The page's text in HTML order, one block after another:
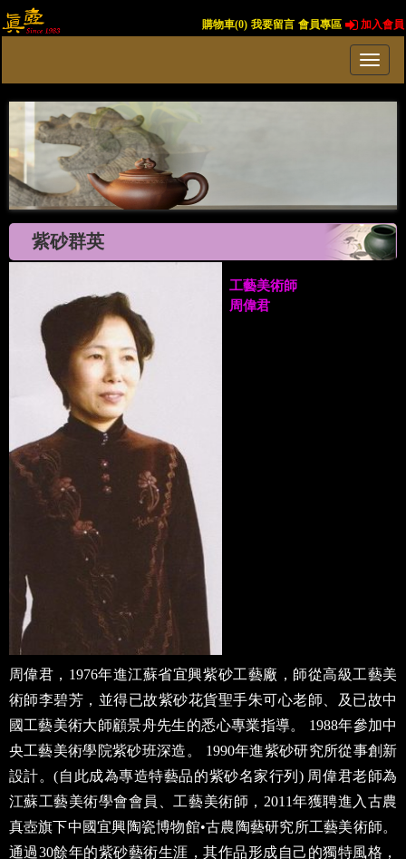
購物車(0) 我要留言 會員專區 加入會員
紫砂群英
工藝美術師
周偉君
周偉君，1976年進江蘇省宜興紫砂工藝廠，師從高級工藝美
術師李碧芳，並得已故紫砂花貨聖手朱可心老師、及已故中
國工藝美術大師顧景舟先生的悉心專業指導。 1988年參加中
央工藝美術學院紫砂班深造。 1990年進紫砂研究所從事創新
設計。(自此成為專造特藝品的紫砂名家行列) 周偉君老師為
江蘇工藝美術學會會員、工藝美術師，2011年獲聘進入古農
真壺旗下中國宜興陶瓷博物館•古農陶藝研究所工藝美術師。
通過30餘年的紫砂藝術生涯，其作品形成自己的獨特風格，
所創新品屢獲.......More